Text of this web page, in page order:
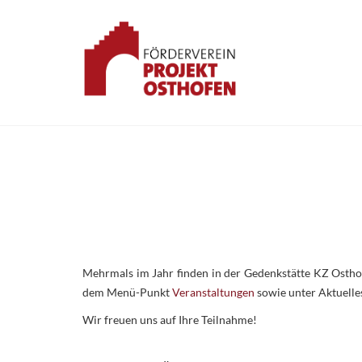
Mehrmals im Jahr finden in der Gedenkstätte KZ
dem Menü-PunktVeranstaltungen sowie unter
Wir freuen uns auf Ihre Teilnahme!